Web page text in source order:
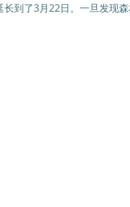
到了3月22日。一旦发现